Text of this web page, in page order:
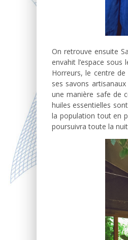
On retrouve ensuite
envahit l’espace
Horreurs, le centre
ses savons
une manière safe de
huiles essentielles
la population tout en
poursuivra toute la